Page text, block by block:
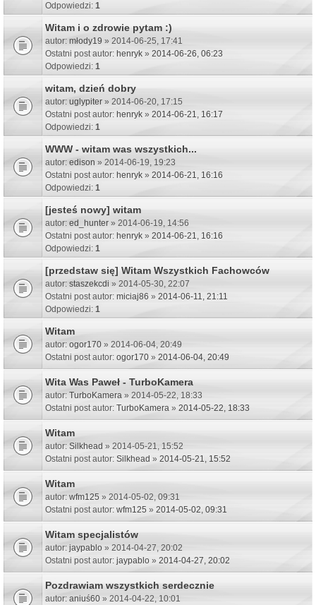
Odpowiedzi: 1
Witam i o zdrowie pytam :)
autor: młody19 » 2014-06-25, 17:41
Ostatni post autor: henryk » 2014-06-26, 06:23
Odpowiedzi: 1
witam, dzień dobry
autor: uglypiter » 2014-06-20, 17:15
Ostatni post autor: henryk » 2014-06-21, 16:17
Odpowiedzi: 1
WWW - witam was wszystkich...
autor: edison » 2014-06-19, 19:23
Ostatni post autor: henryk » 2014-06-21, 16:16
Odpowiedzi: 1
[jesteś nowy] witam
autor: ed_hunter » 2014-06-19, 14:56
Ostatni post autor: henryk » 2014-06-21, 16:16
Odpowiedzi: 1
[przedstaw się] Witam Wszystkich Fachowców
autor: staszekcdi » 2014-05-30, 22:07
Ostatni post autor: miciaj86 » 2014-06-11, 21:11
Odpowiedzi: 1
Witam
autor: ogor170 » 2014-06-04, 20:49
Ostatni post autor: ogor170 » 2014-06-04, 20:49
Wita Was Paweł - TurboKamera
autor: TurboKamera » 2014-05-22, 18:33
Ostatni post autor: TurboKamera » 2014-05-22, 18:33
Witam
autor: Silkhead » 2014-05-21, 15:52
Ostatni post autor: Silkhead » 2014-05-21, 15:52
Witam
autor: wfm125 » 2014-05-02, 09:31
Ostatni post autor: wfm125 » 2014-05-02, 09:31
Witam specjalistów
autor: jaypablo » 2014-04-27, 20:02
Ostatni post autor: jaypablo » 2014-04-27, 20:02
Pozdrawiam wszystkich serdecznie
autor: aniuś60 » 2014-04-22, 10:01